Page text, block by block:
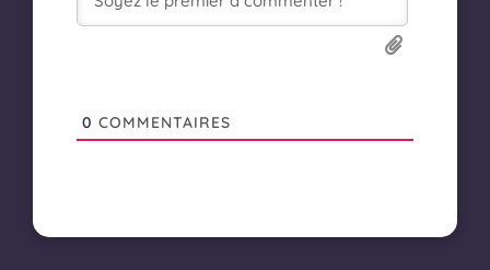
0 COMMENTAIRES